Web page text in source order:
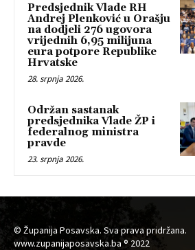
Predsjednik Vlade RH
Andrej Plenković u Orašju
na dodjeli 276 ugovora
vrijednih 6,95 milijuna
eura potpore Republike
Hrvatske
28. srpnja 2026.
Održan sastanak
predsjednika Vlade ŽP i
federalnog ministra
pravde
23. srpnja 2026.
© Županija Posavska. Sva prava pridržana.
www.zupanijaposavska.ba ® 2022